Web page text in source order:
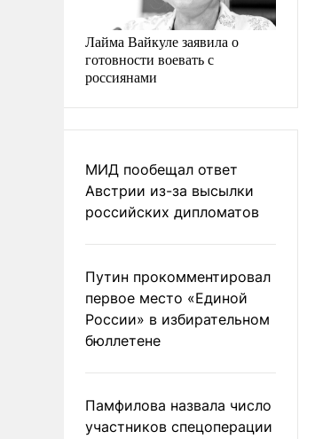
Лайма Вайкуле заявила о
готовности воевать с
россиянами
МИД пообещал ответ
Австрии из-за высылки
российских дипломатов
Путин прокомментировал
первое место «Единой
России» в избирательном
бюллетене
Памфилова назвала число
участников спецоперации